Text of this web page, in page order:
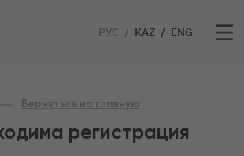
РУС KAZ ENG
Вернуться на главную
регистрация